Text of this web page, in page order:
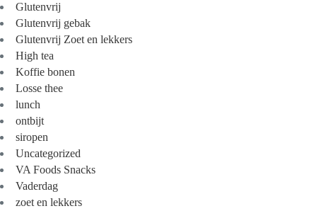
Glutenvrij
Glutenvrij gebak
Glutenvrij Zoet en lekkers
High tea
Koffie bonen
Losse thee
lunch
ontbijt
siropen
Uncategorized
VA Foods Snacks
Vaderdag
zoet en lekkers